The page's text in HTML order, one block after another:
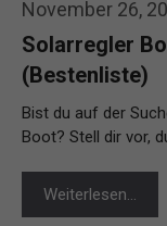
November 26,
Solarregler
(Bestenliste)
Bist du auf der
Boot? Stell dir vor,
Weiterlesen…